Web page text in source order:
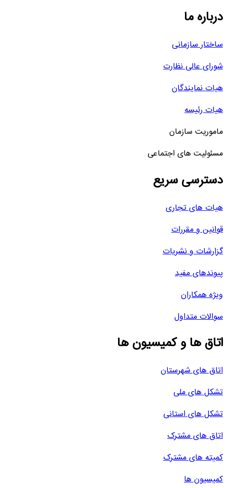
درباره ما
ساختار سازمانی
شورای عالی نظارت
هیات نمایندگان
هیات رئیسه
ماموریت سازمان
مسئولیت های اجتماعی
دسترسی سریع
هیات های تجاری
قوانین و مقررات
گزارشات و نشریات
پیوندهای مفید
ویژه همکاران
سوالات متداول
اتاق ها و کمیسیون ها
اتاق های شهرستان
تشکل های ملی
تشکل های استانی
اتاق های مشترک
کمیته های مشترک
کمیسیون ها